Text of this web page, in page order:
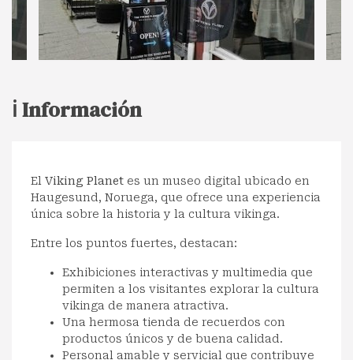
ℹ️ Información
El Viking Planet es un museo digital ubicado en
Haugesund, Noruega, que ofrece una experiencia
única sobre la historia y la cultura vikinga.
Entre los puntos fuertes, destacan:
Exhibiciones interactivas y multimedia que
permiten a los visitantes explorar la cultura
vikinga de manera atractiva.
Una hermosa tienda de recuerdos con
productos únicos y de buena calidad.
Personal amable y servicial que contribuye